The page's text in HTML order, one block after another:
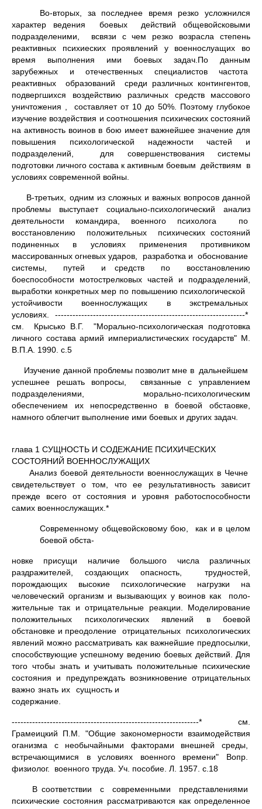
Во-вторых, за последнее время резко усложнился
характер веде­ния боевых действий общевойсковыми
подразделеними, всвязи с чем резко возрасла степень
реактивных психиеских проявлений у военнос­луащих во
время выполнения ими боевых задач.По данным
зарубежных и отечественных специалистов частота
реактивных образований среди различных контингентов,
подвергшихся воздействию различных средств массового
уничтожения , составляет от 10 до 50%. Поэтому глубокое
изучение воздействия и соотношения психических состояний
на актив­ность воинов в бою имеет важнейшее значение для
повышения психоло­гической надежности частей и
подразделений, для совершенствования системы
подготовки личного состава к активным боевым действиям в
условиях современной войны.
В-третьих, одним из сложных и важных вопросов данной
проблемы выступает социально-психологический анализ
деятельности командира, военного психолога по
восстановлению положительных психических состояний
подиненных в условиях применения противником
массирован­ных огневых ударов, разработка и обоснование
системы, путей и средств по восстановлению
боеспособности мотострелковых частей и подразделений,
выработки конкретных мер по повышению психологичес­кой
устойчивости военнослужащих в экстремальных
условиях. -----------------------------------------------------------------­*
см. Крысько В.Г. "Морально-психологическая подготовка
личного состава армий империалистических государств" М.
В.П.А. 1990. с.5
Изучение данной проблемы позволит мне в дальнейшем
успешнее решать вопросы, связанные с управлением
подразделениями, мораль­но-психологическим
обеспечением их непосредственно в боевой обста­овке,
намного облегчит выполнение ими боевых и других задач.
глава 1 СУЩНОСТЬ И СОДЕЖАНИЕ ПСИХИЧЕСКИХ
СОСТОЯНИЙ ВОЕННОСЛУЖАЩИХ
Анализ боевой деятельности военнослужащих в Чечне
свидетель­ствует о том, что ее результативность зависит
прежде всего от сос­тояния и уровня работоспособности
самих военнослужащих.*
Современному общевойсковому бою, как и в целом
боевой обста-
новке присущи наличие большого числа различных
раздражителей, соз­дающих опасность, трудностей,
порождающих высокие психологические нагрузки на
человеческий организм и вызывающих у воинов как поло­
жительные так и отрицательные реакции. Моделирование
положительных психологических явлений в боевой
обстановке и преодоление отрица­тельных психологических
явлений можно рассматривать как важнейшие предпосылки,
способствующие успешному ведению боевых действий. Для
того чтобы знать и учитывать положительные психические
состояния и предупреждать возникновение отрицательных
важно знать их сущность и
содержание.
----------------------------------------------------------------­* см.
Грамеицкий П.М. "Общие закономерности взаимодействия
оганиз­ма с необычайными факторами внешней среды,
встречающимися в усло­виях военного времени" Вопр.
физиолог. военного труда. Уч. посо­бие. Л. 1957. с.18
В соответствии с современными представлениями
психические состояния рассматриваются как определенное